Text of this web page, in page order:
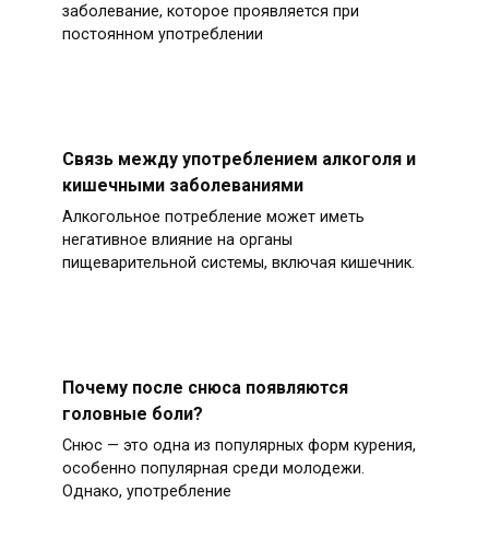
заболевание, которое проявляется при
постоянном употреблении
Связь между употреблением алкоголя и
кишечными заболеваниями
Алкогольное потребление может иметь
негативное влияние на органы
пищеварительной системы, включая кишечник.
Почему после снюса появляются
головные боли?
Снюс — это одна из популярных форм курения,
особенно популярная среди молодежи.
Однако, употребление